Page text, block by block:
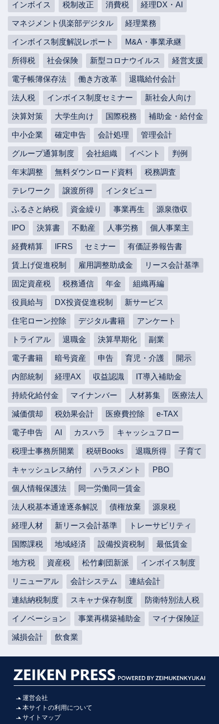
インボイス 税制改正 消費税 経理DX・AI
マネジメント倶楽部デジタル 経理業務
インボイス制度解説レポート M&A・事業承継
所得税 社会保険 新型コロナウイルス 経営支援
電子帳簿保存法 働き方改革 退職給付会計
法人税 インボイス制度セミナー 新社会人向け
決算対策 大学生向け 国際税務 補助金・給付金
中小企業 確定申告 会計処理 管理会計
グループ通算制度 会社組織 イベント 判例
年末調整 無料ダウンロード資料 税務調査
テレワーク 譲渡所得 インタビュー
ふるさと納税 資金繰り 事業再生 源泉徴収
IPO 決算書 不動産 人事労務 個人事業主
経費精算 IFRS セミナー 有価証券報告書
賃上げ促進税制 雇用調整助成金 リース会計基準
固定資産税 税務通信 年金 組織再編
役員給与 DX投資促進税制 新サービス
住宅ローン控除 デジタル書籍 アンケート
トライアル 退職金 決算早期化 副業
電子書籍 暗号資産 申告 育児・介護 開示
内部統制 経理AX 収益認識 IT導入補助金
持続化給付金 マイナンバー 人材募集 医療法人
減価償却 税効果会計 医療費控除 e-TAX
電子申告 AI カスハラ キャッシュフロー
税理士事務所開業 税研Books 退職所得 子育て
キャッシュレス納付 ハラスメント PBO
個人情報保護法 同一労働同一賃金
法人税基本通達逐条解説 債権放棄 源泉税
経理人材 新リース会計基準 トレーサビリティ
国際課税 地域経済 設備投資税制 最低賃金
地方税 資産税 松竹劇団新派 インボイス制度
リニューアル 会計システム 連結会計
連結納税制度 スキャナ保存制度 防衛特別法人税
イノベーション 事業再構築補助金 マイナ保険証
減損会計 飲食業
運営会社
本サイトの利用について
サイトマップ